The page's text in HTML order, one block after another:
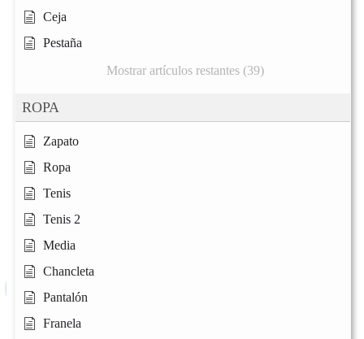
Ceja
Pestaña
Mostrar artículos restantes (39)
ROPA
Zapato
Ropa
Tenis
Tenis 2
Media
Chancleta
Pantalón
Franela